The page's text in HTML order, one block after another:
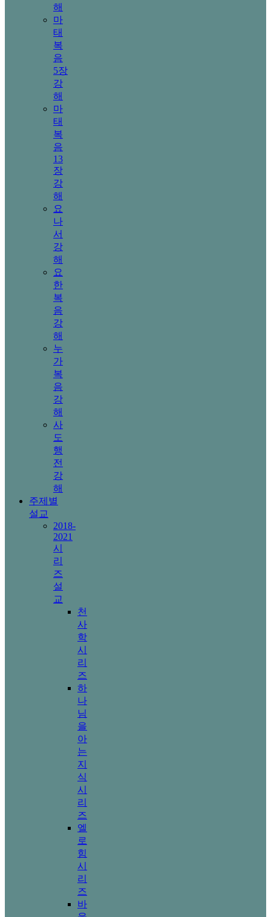
해
마
태
복
음
5장
강
해
마
태
복
음
13
장
강
해
요
나
서
강
해
요
한
복
음
강
해
누
가
복
음
강
해
사
도
행
전
강
해
주제별
설교
2018-
2021
시
리
즈
설
교
천
사
학
시
리
즈
하
나
님
을
아
는
지
식
시
리
즈
엘
로
힘
시
리
즈
바